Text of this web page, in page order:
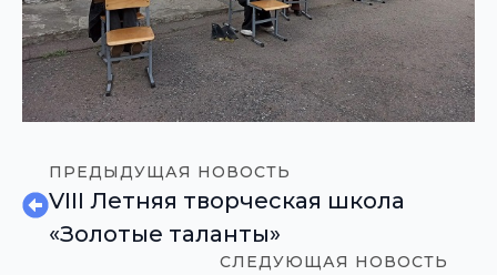
ПРЕДЫДУЩАЯ НОВОСТЬ
VIII Летняя творческая школа
«Золотые таланты»
СЛЕДУЮЩАЯ НОВОСТЬ